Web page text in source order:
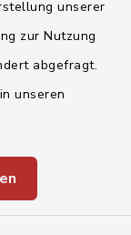
unserer
zur Nutzung
abgefragt.
unseren